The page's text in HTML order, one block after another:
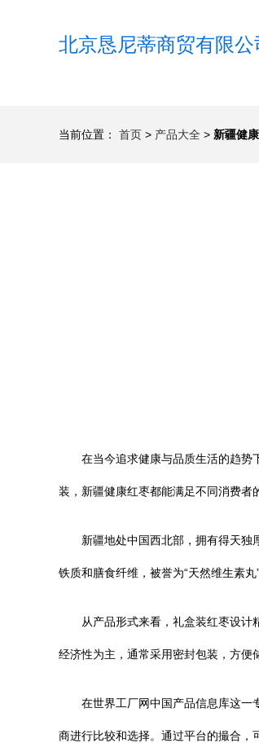
北京恳尼蒂商贸有限公
当前位置： 首页 > 产品大全 > 新疆健
在当今追求健康与品质生活的趋势
装，新疆健康红枣都能满足不同消费者
新疆地处中国西北部，拥有得天
铁质和膳食纤维，被誉为“天然维生素
从产品形式来看，礼盒装红枣设
经济性为主，通常采用密封包装，方便
在世界工厂网中国产品信息库这一
商进行比较和选择。通过平台的撮合，